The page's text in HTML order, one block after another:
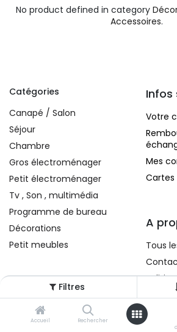
Filtres
Accueil Rechercher
No product defined in category
Accessoires.
Catégories
Canapé / Salon
Séjour
Chambre
Gros électroménager
Petit électroménager
Tv , Son , multimédia
Programme de bureau
Décorations
Petit meubles
Infos
Votre
Mes
Cartes
A
Tous